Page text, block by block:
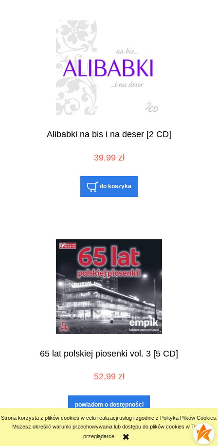
Strona korzysta z plików cookies w celu realizacji usług i zgodnie z Polityką Plików Cookies.
Możesz określić warunki przechowywania lub dostępu do plików cookies w Twojej
przeglądarce.
Alibabki na bis i na deser [2 CD]
39,99 zł
do koszyka
65 lat polskiej piosenki vol. 3 [5 CD]
52,99 zł
powiadom o dostępności